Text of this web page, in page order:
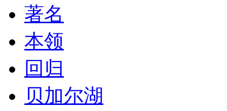
著名
本领
回归
贝加尔湖